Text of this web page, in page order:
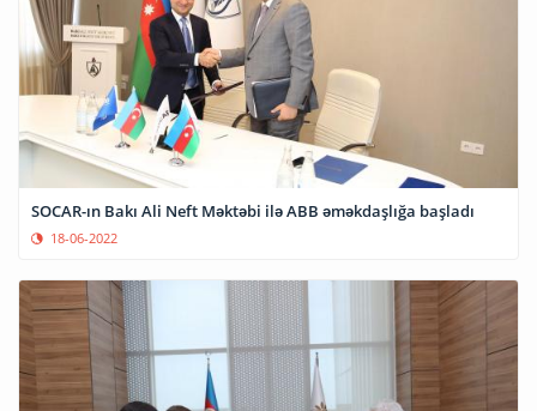
SOCAR-ın Bakı Ali Neft Məktəbi ilə ABB əməkdaşlığa başladı
18-06-2022